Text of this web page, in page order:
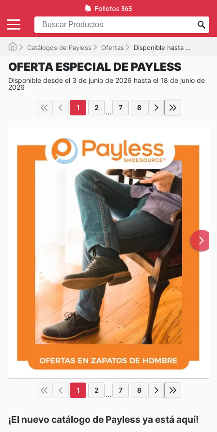
Catálogos de Payless Ofertas Disponible hasta el 18/06/2026
OFERTA ESPECIAL DE PAYLESS
Disponible desde el 3 de junio de 2026 hasta el 18 de junio de
2026
1 2 ... 7 8
1 2 ... 7 8
¡El nuevo catálogo de Payless ya está aquí!